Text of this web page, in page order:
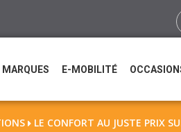
MARQUES E-MOBILITÉ
 LE CONFORT AU JUSTE PRIX